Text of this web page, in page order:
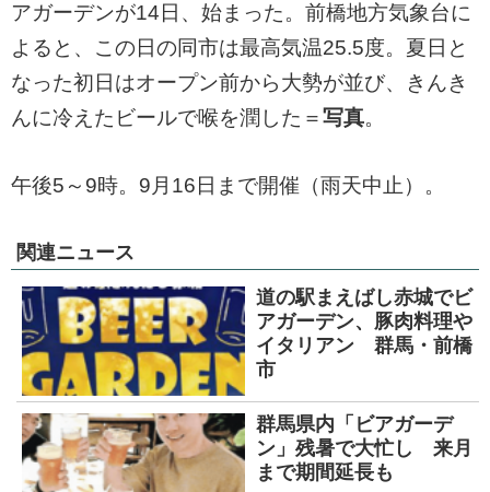
アガーデンが14日、始まった。前橋地方気象台に
よると、この日の同市は最高気温25.5度。夏日と
なった初日はオープン前から大勢が並び、きんき
んに冷えたビールで喉を潤した＝写真。
午後5～9時。9月16日まで開催（雨天中止）。
関連ニュース
道の駅まえばし赤城でビ
アガーデン、豚肉料理や
イタリアン 群馬・前橋
市
群馬県内「ビアガーデ
ン」残暑で大忙し 来月
まで期間延長も